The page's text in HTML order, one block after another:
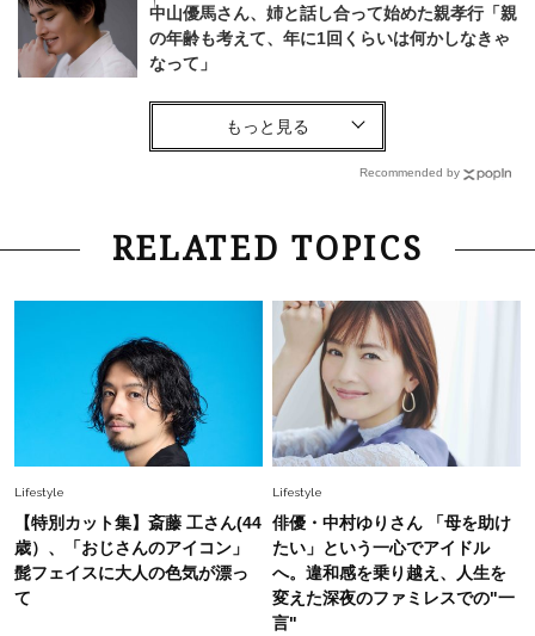
中山優馬さん、姉と話し合って始めた親孝行「親
の年齢も考えて、年に1回くらいは何かしなきゃ
なって」
Lifestyle
26年夏の【開運アクション】は”ひと拭き”習
慣！「金運アップ→トイレ、じゃあ底上げ運
Fashion 2026.6.12
中村ゆりさん「40代になり、やっと“仕事以外の
Fashion
白黒でもこんなに華やぐ！40代、夏の「甘めト
ップス×パンツ」コーデ〈3選〉
40代の夏通勤はこれ１着！「きちんと感」も
「オシャレ」も整うトレンドトップス〈4選〉
Recommended by
RELATED TOPICS
Lifestyle
【特別カット集】斎藤 工さん(44
歳）、「おじさんのアイコン」
髭フェイスに大人の色気が漂っ
て
Lifestyle
俳優・中村ゆりさん 「母を助け
たい」という一心でアイドル
へ。違和感を乗り越え、人生を
変えた深夜のファミレスでの"一
言"